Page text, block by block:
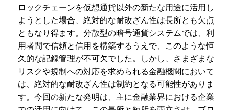
ロックチェーンを仮想通貨以外の新たな用途に活用し
ようとした場合、絶対的な耐改ざん性は長所とも欠点
ともなり得ます。分散型の暗号通貨システムでは、利
用者間で信頼と信用を構築するうえで、このような恒
久的な記録管理が不可欠でした。しかし、さまざまな
リスクや規制への対応を求められる金融機関において
は、絶対的な耐改ざん性は制約となる可能性がありま
す。今回の新たな発明は、主に金融業界における企業